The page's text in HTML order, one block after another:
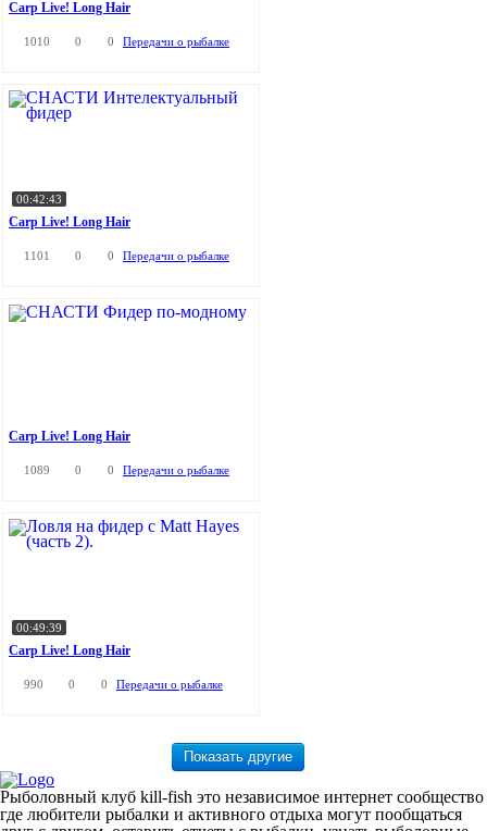
Carp Live! Long Hair
1010 0 0 Передачи о рыбалке
00:42:43
Carp Live! Long Hair
1101 0 0 Передачи о рыбалке
Carp Live! Long Hair
1089 0 0 Передачи о рыбалке
00:49:39
Carp Live! Long Hair
990 0 0 Передачи о рыбалке
Рыболовный клуб kill-fish это независимое интернет сообщество
где любители рыбалки и активного отдыха могут пообщаться